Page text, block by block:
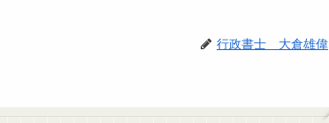
行政書士 大倉雄偉